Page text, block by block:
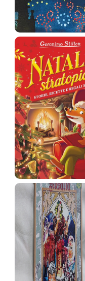
La festa dei
morti e il …
Silvia Petrucci
Prezzo:17,1 €
Natale
stratopico.
Stori…
Geronimo Stilton
Prezzo:13,9 €